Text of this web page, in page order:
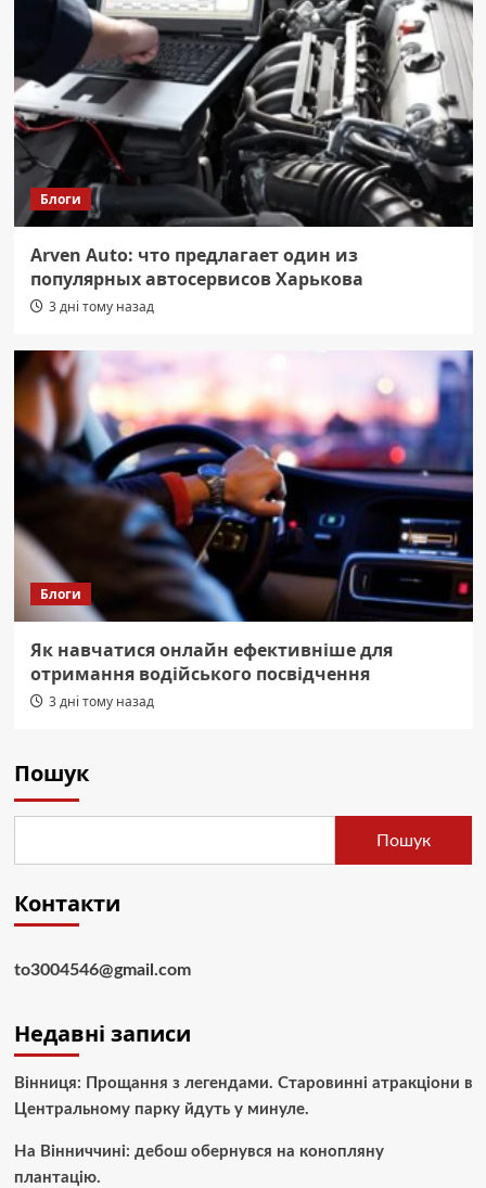
Блоги
Arven Auto: что предлагает один из
популярных автосервисов Харькова
3 дні тому назад
Блоги
Як навчатися онлайн ефективніше для
отримання водійського посвідчення
3 дні тому назад
Пошук
Пошук
Контакти
to3004546@gmail.com
Недавні записи
Вінниця: Прощання з легендами. Старовинні атракціони в
Центральному парку йдуть у минуле.
На Вінниччині: дебош обернувся на конопляну
плантацію.